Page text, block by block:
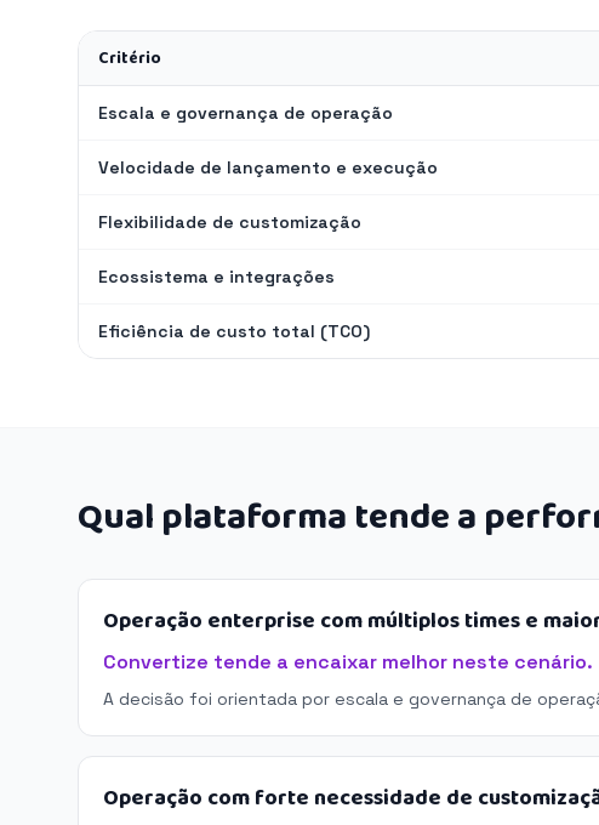
Critério
Escala e governança de operação
Velocidade de lançamento e execução
Flexibilidade de customização
Ecossistema e integrações
Eficiência de custo total (TCO)
Qual plataforma tende a
Operação enterprise com múltiplos times e
Convertize tende a encaixar melhor neste cenário.
A decisão foi orientada por escala e governança de
Operação com forte necessidade de